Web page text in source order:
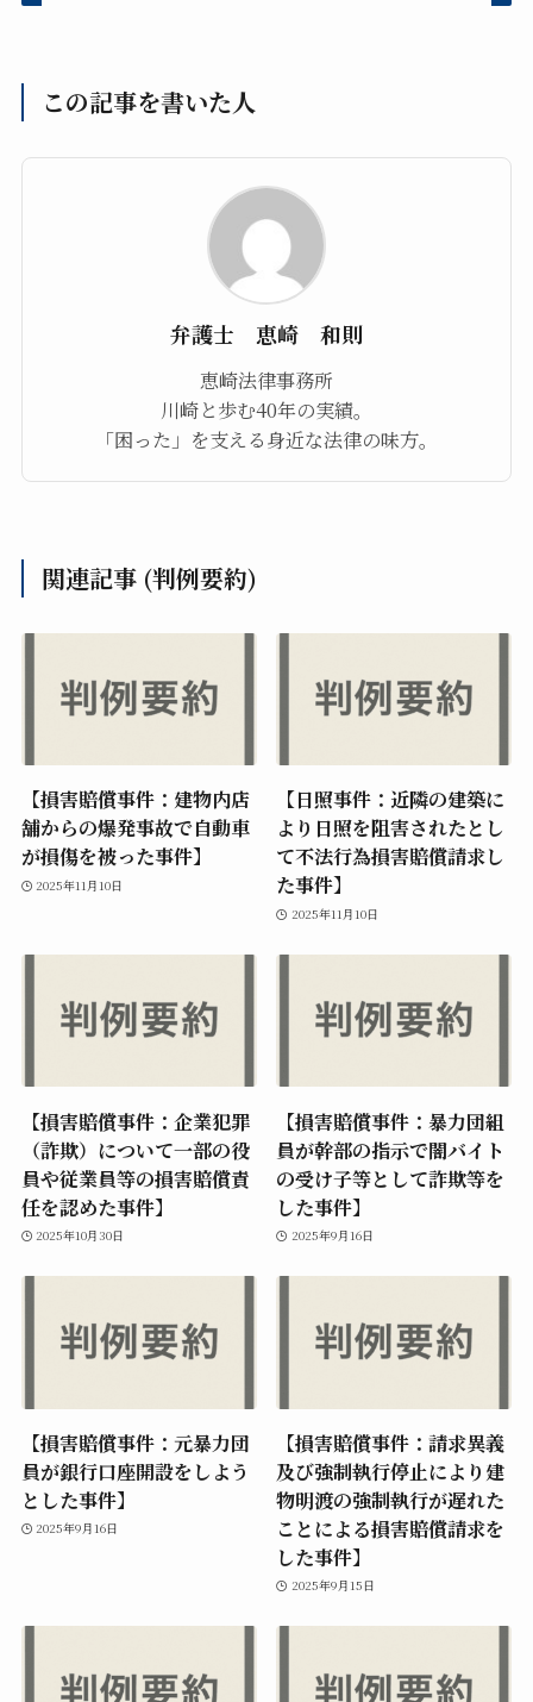
この記事を書いた人
弁護士 恵崎 和則
恵崎法律事務所
川崎と歩む40年の実績。
「困った」を支える身近な法律の味方。
関連記事 (判例要約)
【損害賠償事件：建物内店
舗からの爆発事故で自動車
が損傷を被った事件】
2025年11月10日
【日照事件：近隣の建築に
より日照を阻害されたとし
て不法行為損害賠償請求し
た事件】
2025年11月10日
【損害賠償事件：企業犯罪
（詐欺）について一部の役
員や従業員等の損害賠償責
任を認めた事件】
2025年10月30日
【損害賠償事件：暴力団組
員が幹部の指示で闇バイト
の受け子等として詐欺等を
した事件】
2025年9月16日
【損害賠償事件：元暴力団
員が銀行口座開設をしよう
とした事件】
2025年9月16日
【損害賠償事件：請求異義
及び強制執行停止により建
物明渡の強制執行が遅れた
ことによる損害賠償請求を
した事件】
2025年9月15日